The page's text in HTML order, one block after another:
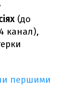
(до
канал),
першими